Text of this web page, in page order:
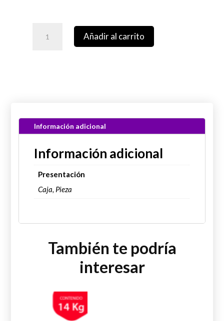
$756.00
Añadir al carrito
Información adicional
Información adicional
Presentación
Caja, Pieza
También te podría
interesar